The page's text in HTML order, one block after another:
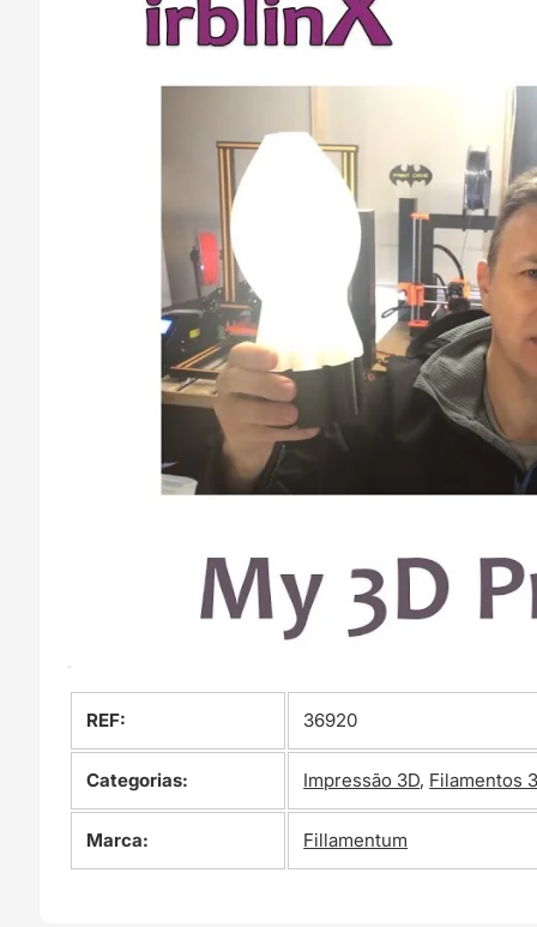
REF: 36920
Categorias: Impressão 3D, Filamentos
Marca: Fillamentum